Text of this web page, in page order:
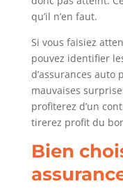
qu’il n’en faut.
Si vous faisiez
pouvez identifier
d’assurances auto
mauvaises
profiterez d’un
tirerez profit du
Bien